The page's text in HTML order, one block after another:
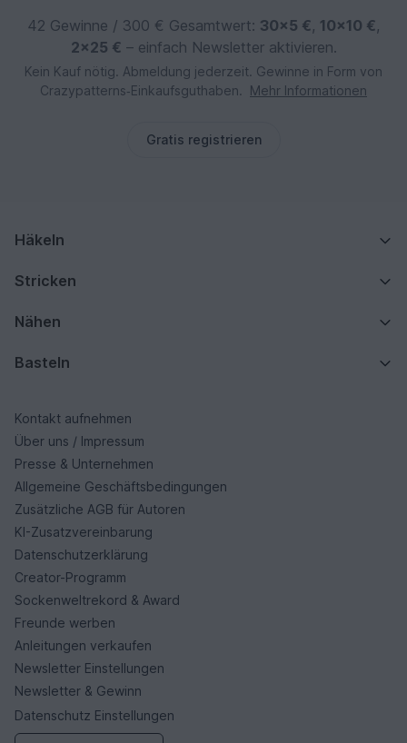
42 Gewinne / 300 € Gesamtwert: 30×5 €, 10×10 €,
2×25 € – einfach Newsletter aktivieren.
Kein Kauf nötig. Abmeldung jederzeit. Gewinne in Form von
Crazypatterns‑Einkaufsguthaben.
Mehr Informationen
Gratis registrieren
Häkeln
Stricken
Nähen
Basteln
Kontakt aufnehmen
Über uns / Impressum
Presse & Unternehmen
Allgemeine Geschäftsbedingungen
Zusätzliche AGB für Autoren
KI-Zusatzvereinbarung
Datenschutzerklärung
Creator-Programm
Sockenweltrekord & Award
Freunde werben
Anleitungen verkaufen
Newsletter Einstellungen
Newsletter & Gewinn
Datenschutz Einstellungen